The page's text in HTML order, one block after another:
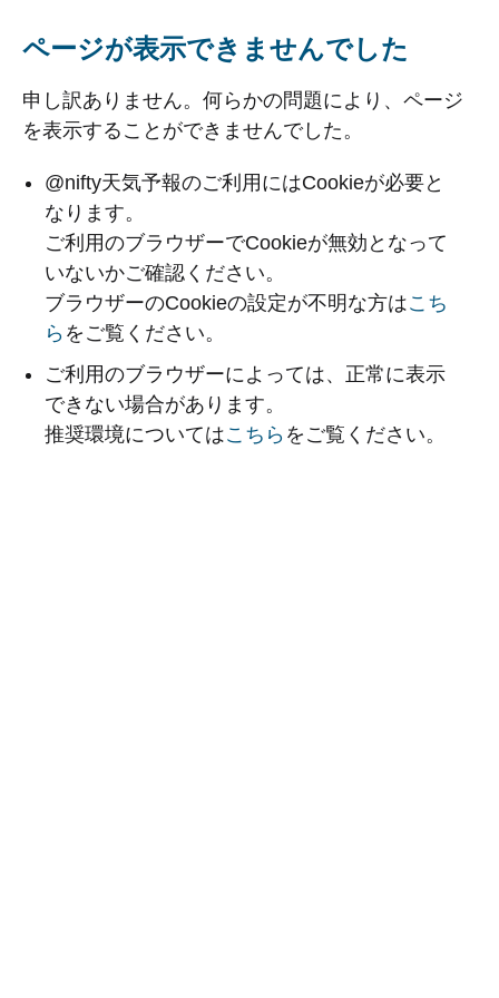
ページが表示できませんでした
申し訳ありません。何らかの問題により、ページ
を表示することができませんでした。
@nifty天気予報のご利用にはCookieが必要と
なります。
ご利用のブラウザーでCookieが無効となって
いないかご確認ください。
ブラウザーのCookieの設定が不明な方はこち
ら をご覧ください。
ご利用のブラウザーによっては、正常に表示
できない場合があります。
推奨環境についてはこちら をご覧ください。